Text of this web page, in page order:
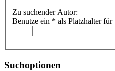
Zu suchender Autor:
Benutze ein * als Platzhalter
Suchoptionen